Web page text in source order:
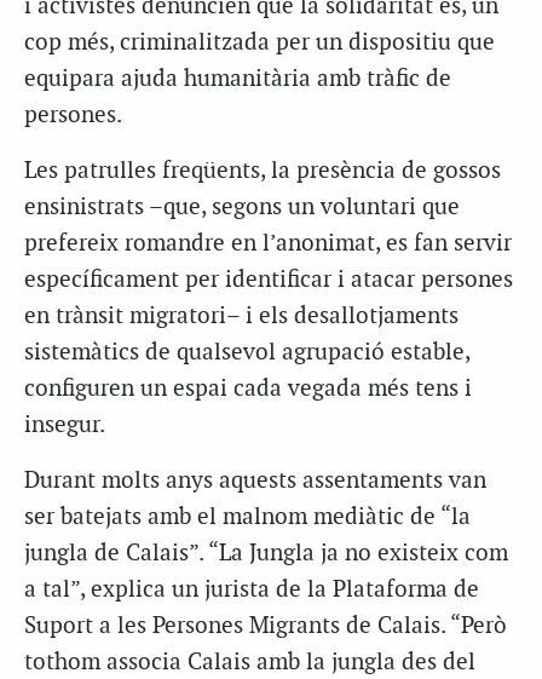
i activistes denuncien que la solidaritat és, un
cop més, criminalitzada per un dispositiu que
equipara ajuda humanitària amb tràfic de
persones.
Les patrulles freqüents, la presència de gossos
ensinistrats –que, segons un voluntari que
prefereix romandre en l’anonimat, es fan servir
específicament per identificar i atacar persones
en trànsit migratori– i els desallotjaments
sistemàtics de qualsevol agrupació estable,
configuren un espai cada vegada més tens i
insegur.
Durant molts anys aquests assentaments van
ser batejats amb el malnom mediàtic de “la
jungla de Calais”. “La Jungla ja no existeix com
a tal”, explica un jurista de la Plataforma de
Suport a les Persones Migrants de Calais. “Però
tothom associa Calais amb la jungla des del